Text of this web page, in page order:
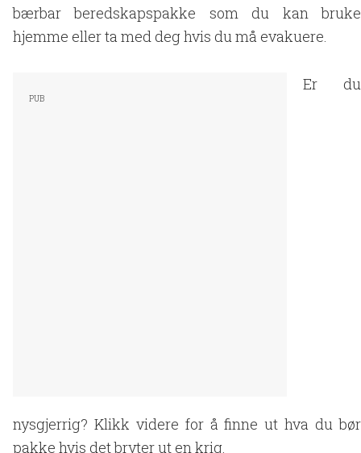
bærbar beredskapspakke som du kan bruke
hjemme eller ta med deg hvis du må evakuere.
Er du
nysgjerrig? Klikk videre for å finne ut hva du bør
pakke hvis det bryter ut en krig.